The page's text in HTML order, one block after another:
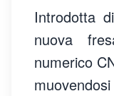
Introdotta
nuova
numerico